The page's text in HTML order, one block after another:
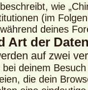
wie
(im
deines
Art der
auf zwei
deinem
die dein